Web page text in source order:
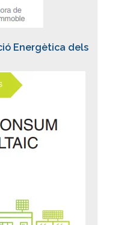
Energètica dels